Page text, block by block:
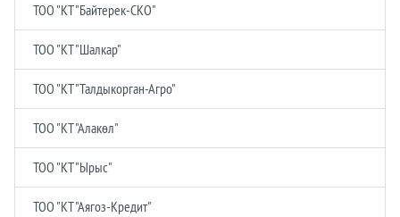
ТОО "КТ "Байтерек-СКО"
ТОО "КТ "Шалкар"
ТОО "КТ "Талдыкорган-Агро"
ТОО "КТ "Алакөл"
ТОО "КТ "Ырыс"
ТОО "КТ "Аягоз-Кредит"